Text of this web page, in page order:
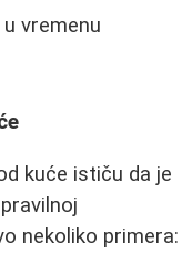
vremenu
kuće ističu da je
nekoliko primera: